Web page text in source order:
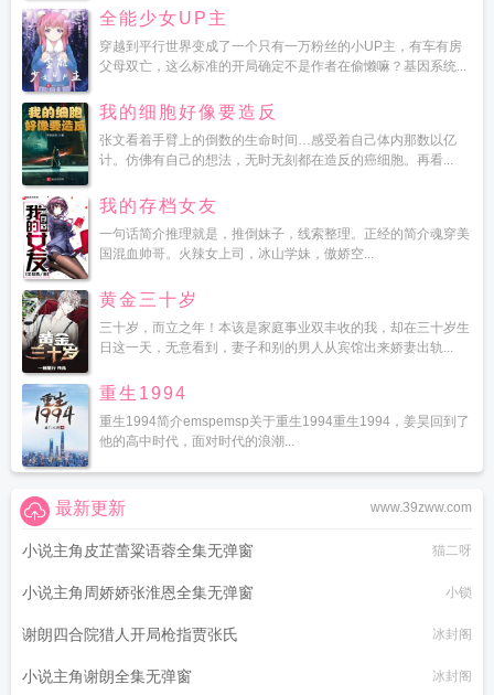
全能少女UP主
穿越到平行世界变成了一个只有一万粉丝的小UP主，有车有房
父母双亡，这么标准的开局确定不是作者在偷懒嘛？基因系统...
我的细胞好像要造反
张文看着手臂上的倒数的生命时间…感受着自己体内那数以亿
计。仿佛有自己的想法，无时无刻都在造反的癌细胞。再看...
我的存档女友
一句话简介推理就是，推倒妹子，线索整理。正经的简介魂穿美
国混血帅哥。火辣女上司，冰山学妹，傲娇空...
黄金三十岁
三十岁，而立之年！本该是家庭事业双丰收的我，却在三十岁生
日这一天，无意看到，妻子和别的男人从宾馆出来娇妻出轨...
重生1994
重生1994简介emspemsp关于重生1994重生1994，姜昊回到了
他的高中时代，面对时代的浪潮...
www.39zww.com
最新更新
小说主角皮芷蕾粱语蓉全集无弹窗 猫二呀
小说主角周娇娇张淮恩全集无弹窗 小锁
谢朗四合院猎人开局枪指贾张氏 冰封阁
小说主角谢朗全集无弹窗 冰封阁